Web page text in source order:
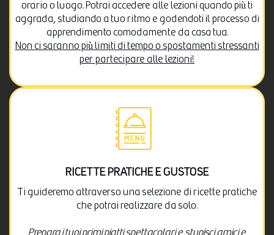
orario o luogo. Potrai accedere alle lezioni quando più ti
aggrada, studiando a tuo ritmo e godendoti il processo di
apprendimento comodamente da casa tua.
Non ci saranno più limiti di tempo o spostamenti stressanti
per partecipare alle lezioni!
RICETTE PRATICHE E GUSTOSE
Ti guideremo attraverso una selezione di ricette pratiche
che potrai realizzare da solo.